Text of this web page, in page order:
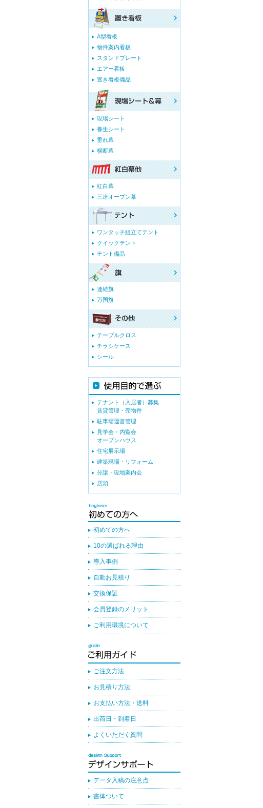
A型看板
物件案内看板
スタンドプレート
エアー看板
置き看板備品
現場シート
養生シート
垂れ幕
横断幕
紅白幕
三連オープン幕
ワンタッチ組立てテント
クイックテント
テント備品
連続旗
万国旗
テーブルクロス
チラシケース
シール
テナント（入居者）募集
賃貸管理・売物件
駐車場運営管理
見学会・内覧会
オープンハウス
住宅展示場
建築現場・リフォーム
分譲・現地案内会
店頭
初めての方へ
10の選ばれる理由
導入事例
自動お見積り
交換保証
会員登録のメリット
ご利用環境について
ご注文方法
お見積り方法
お支払い方法・送料
出荷日・到着日
よくいただく質問
データ入稿の注意点
書体ついて